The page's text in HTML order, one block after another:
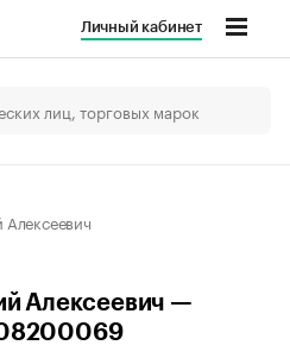
Личный кабинет
Алексеевич —